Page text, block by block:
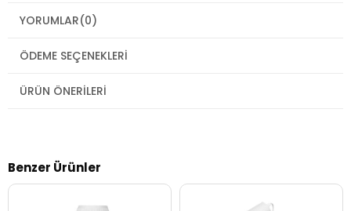
YORUMLAR(0)
ÖDEME SEÇENEKLERI
ÜRÜN ÖNERILERI
Benzer Ürünler